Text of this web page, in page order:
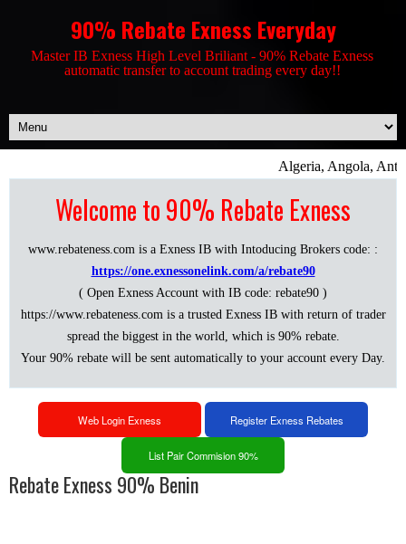
90% Rebate Exness Everyday
Master IB Exness High Level Briliant - 90% Rebate Exness
automatic transfer to account trading every day!!
Algeria, Angola,
Welcome to 90% Rebate Exness
www.rebateness.com is a Exness IB with Intoducing Brokers code: :
https://one.exnessonelink.com/a/rebate90
( Open Exness Account with IB code: rebate90 )
https://www.rebateness.com is a trusted Exness IB with return of trader
spread the biggest in the world, which is 90% rebate.
Your 90% rebate will be sent automatically to your account every Day.
Web Login Exness Register Exness Rebates
List Pair Commision 90%
Rebate Exness 90% Benin